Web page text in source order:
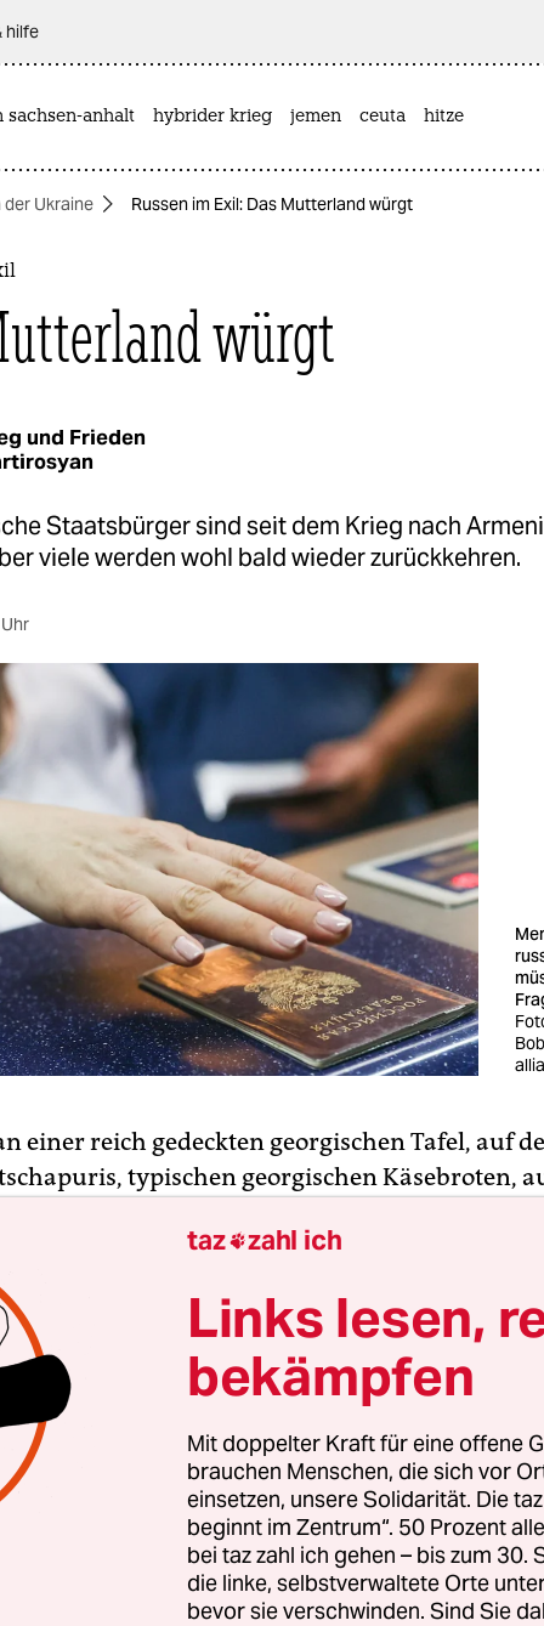
hilfe
sachsen-anhalt hybrider krieg jemen ceuta hitze
der Ukraine Russen im Exil: Das Mutterland würgt
würgt
und Frieden
Staatsbürger sind seit dem Krieg nach
viele werden wohl bald wieder zurückkehren.
einer reich gedeckten georgischen Tafel, auf
typischen georgischen Käsebroten,
russische Staatsangehörige aus Armenien, ist
Georgien gekommen, um im Pass einen Stempel
dass sie die armenische Grenze überschritten
russische Staatsbürger ohne
am Stück bleiben. Danach müssen sie die
und sei es auch nur für eine halbe Stunde.
и мир – дневник
как можно больше людей смогли прочитать о последствиях
в Украине, taz также опубликовал этот текст на русском
taz zahl ich
Links lesen,
bekämpfen
Mit doppelter Kraft für eine offene
brauchen Menschen, die sich vor
einsetzen, unsere Solidarität. Die
beginnt im Zentrum“. 50 Prozent
bei taz zahl ich gehen – bis zum
die linke, selbstverwaltete Orte
bevor sie verschwinden. Sind Sie